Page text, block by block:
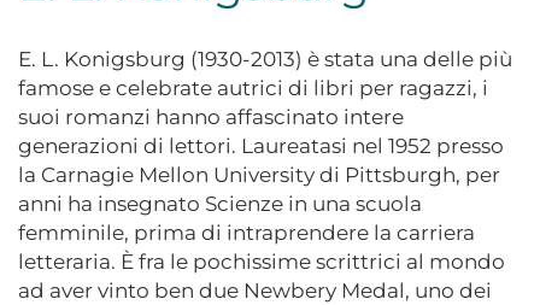
E. L. Konigsburg (1930-2013) è stata una delle più
famose e celebrate autrici di libri per ragazzi, i
suoi romanzi hanno affascinato intere
generazioni di lettori. Laureatasi nel 1952 presso
la Carnagie Mellon University di Pittsburgh, per
anni ha insegnato Scienze in una scuola
femminile, prima di intraprendere la carriera
letteraria. È fra le pochissime scrittrici al mondo
ad aver vinto ben due Newbery Medal, uno dei